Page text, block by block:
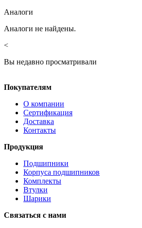
Аналоги
Аналоги не найдены.
<
Вы недавно просматривали
Покупателям
О компании
Сертификация
Доставка
Контакты
Продукция
Подшипники
Корпуса подшипников
Комплекты
Втулки
Шарики
Связаться с нами